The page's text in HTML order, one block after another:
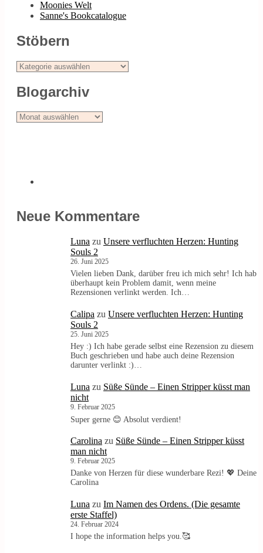
Moonies Welt
Sanne's Bookcatalogue
Stöbern
Stöbern
Blogarchiv
Blogarchiv
Neue Kommentare
Luna zu Unsere verfluchten Herzen: Hunting
Souls 2
26. Juni 2025
Vielen lieben Dank, darüber freu ich mich sehr! Ich hab
überhaupt kein Problem damit, wenn meine
Rezensionen verlinkt werden. Ich…
Calipa zu Unsere verfluchten Herzen: Hunting
Souls 2
25. Juni 2025
Hey :) Ich habe gerade selbst eine Rezension zu diesem
Buch geschrieben und habe auch deine Rezension
darunter verlinkt :)…
Luna zu Süße Sünde – Einen Stripper küsst man
nicht
9. Februar 2025
Super gerne 😊 Absolut verdient!
Carolina zu Süße Sünde – Einen Stripper küsst
man nicht
9. Februar 2025
Danke von Herzen für diese wunderbare Rezi! 💖 Deine
Carolina
Luna zu Im Namen des Ordens. (Die gesamte
erste Staffel)
24. Februar 2024
I hope the information helps you.🥰